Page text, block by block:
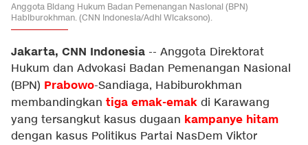
Anggota Bidang Hukum Badan Pemenangan Nasional (BPN)
Habiburokhman. (CNN Indonesia/Adhi Wicaksono).
Jakarta, CNN Indonesia -- Anggota Direktorat
Hukum dan Advokasi Badan Pemenangan Nasional
(BPN) Prabowo-Sandiaga, Habiburokhman
membandingkan tiga emak-emak di Karawang
yang tersangkut kasus dugaan kampanye hitam
dengan kasus Politikus Partai NasDem Viktor